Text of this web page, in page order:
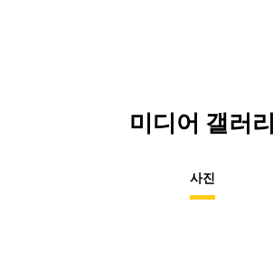
미디어 갤러리
사진